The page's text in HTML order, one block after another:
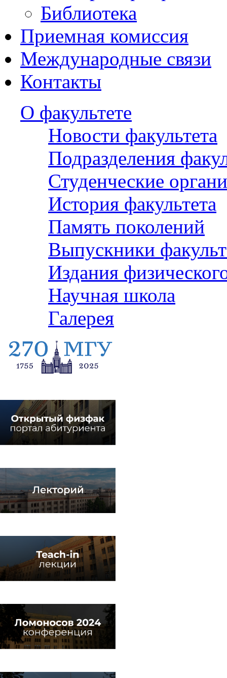
Библиотека
Приемная комиссия
Международные связи
Контакты
О факультете
Новости факультета
Подразделения
Студенческие
История факультета
Память поколений
Выпускники
Издания
Научная школа
Галерея